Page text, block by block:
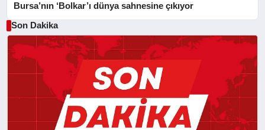
Bursa’nın ‘Bolkar’ı dünya sahnesine çıkıyor
Son Dakika